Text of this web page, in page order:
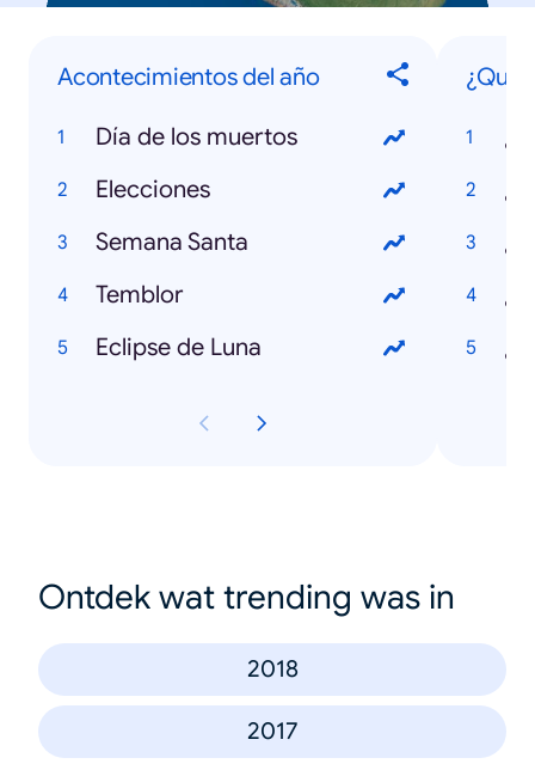
Acontecimientos del año
Día de los muertos
Elecciones
Semana Santa
Temblor
Eclipse de Luna
¿Qué
Ontdek wat trending was in
2018
2017